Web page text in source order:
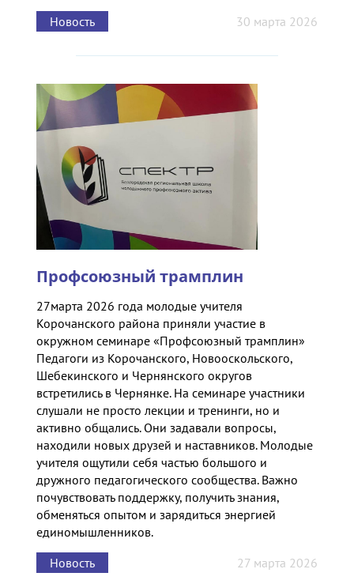
Новость
30 марта 2026
Профсоюзный трамплин
27марта 2026 года молодые учителя
Корочанского района приняли участие в
окружном семинаре «Профсоюзный трамплин»
Педагоги из Корочанского, Новооскольского,
Шебекинского и Чернянского округов
встретились в Чернянке. На семинаре участники
слушали не просто лекции и тренинги, но и
активно общались. Они задавали вопросы,
находили новых друзей и наставников. Молодые
учителя ощутили себя частью большого и
дружного педагогического сообщества. Важно
почувствовать поддержку, получить знания,
обменяться опытом и зарядиться энергией
единомышленников.
Новость
27 марта 2026